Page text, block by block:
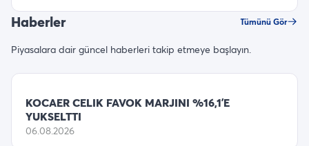
Haberler Tümünü Gör
Piyasalara dair güncel haberleri takip etmeye başlayın.
KOCAER CELIK FAVOK MARJINI %16,1’E
YUKSELTTI
06.08.2026